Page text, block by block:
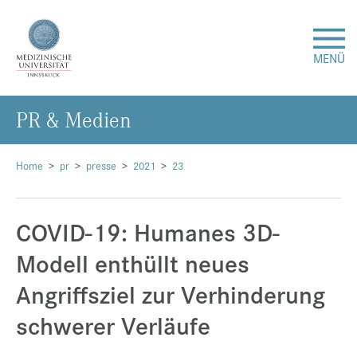
MENÜ
Forschung
Studium & Lehre
Über uns
Internationales
Home pr presse 2021 23
COVID-19: Humanes 3D-
Modell enthüllt neues
Angriffsziel zur Verhinderung
schwerer Verläufe
PR & Me­di­en